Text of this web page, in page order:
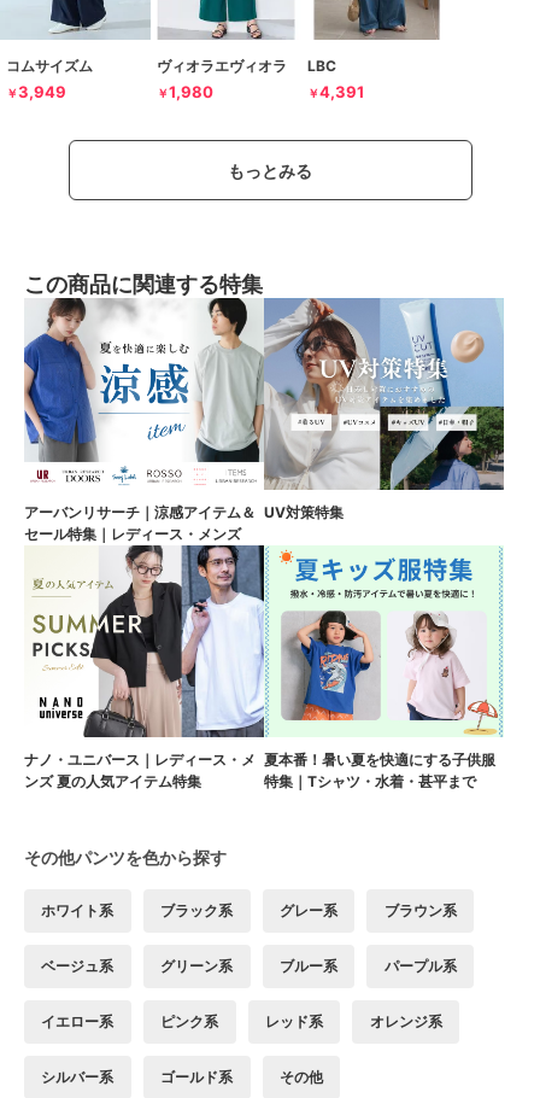
コムサイズム
￥3,949
ヴィオラエヴィオラ
￥1,980
LBC
￥4,391
もっとみる
この商品に関連する特集
アーバンリサーチ｜涼感アイテム＆
セール特集｜レディース・メンズ
UV対策特集
ナノ・ユニバース｜レディース・メ
ンズ 夏の人気アイテム特集
夏本番！暑い夏を快適にする子供服
特集｜Tシャツ・水着・甚平まで
その他パンツを色から探す
ホワイト系 ブラック系 グレー系 ブラウン系
ベージュ系 グリーン系 ブルー系 パープル系
イエロー系 ピンク系 レッド系 オレンジ系
シルバー系 ゴールド系 その他